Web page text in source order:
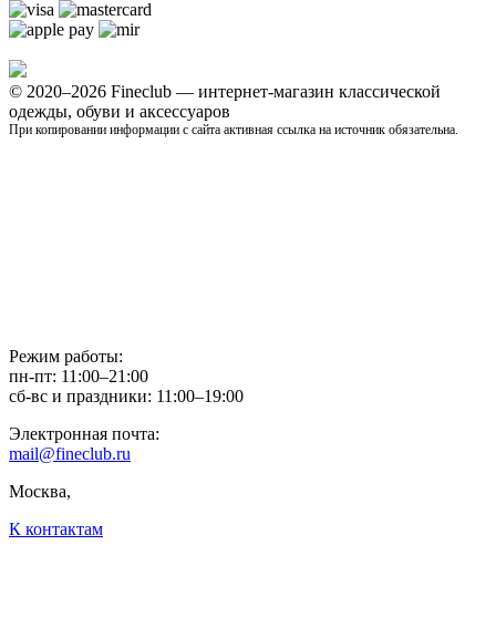
© 2020–2026 Fineclub — интернет-магазин классической
одежды, обуви и аксессуаров
При копировании информации с сайта активная ссылка на источник обязательна.
Режим работы:
пн-пт: 11:00–21:00
сб-вс и праздники: 11:00–19:00
Электронная почта:
mail@fineclub.ru
Москва,
К контактам